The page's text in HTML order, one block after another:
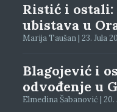
Ristić i ostali:
ubistava u
Marija Taušan | 23. Jula
Blagojević i
odvođenje u
Elmedina Šabanović | 20.